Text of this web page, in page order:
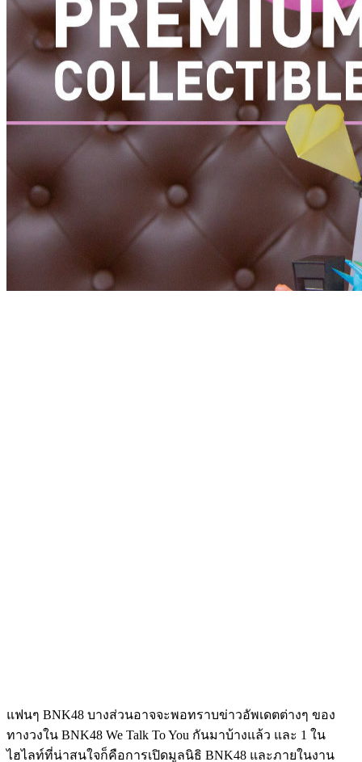
แฟนๆ BNK48 บางส่วนอาจจะพอทราบข่าวอัพเดตต่างๆ ของ
ทางวงใน BNK48 We Talk To You กันมาบ้างแล้ว และ 1 ใน
ไฮไลท์ที่น่าสนใจก็คือการเปิดมูลนิธิ BNK48 และภายในงาน